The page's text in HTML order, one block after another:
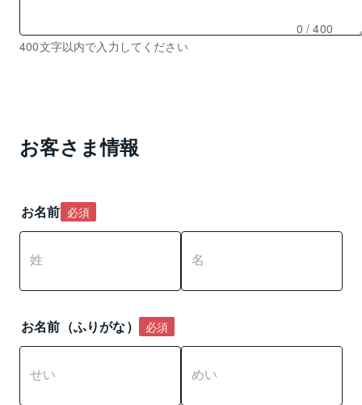
残
入
力
0 / 400
400文字以内で入力してください
お客さま情報
お名前 必須
お名前（ふりがな） 必須